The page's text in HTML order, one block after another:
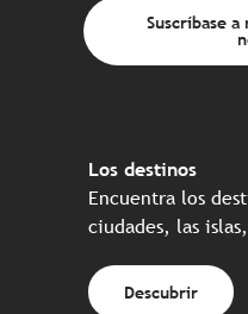
Suscríbase
Los destinos
Encuentra los
ciudades, las
Descubrir